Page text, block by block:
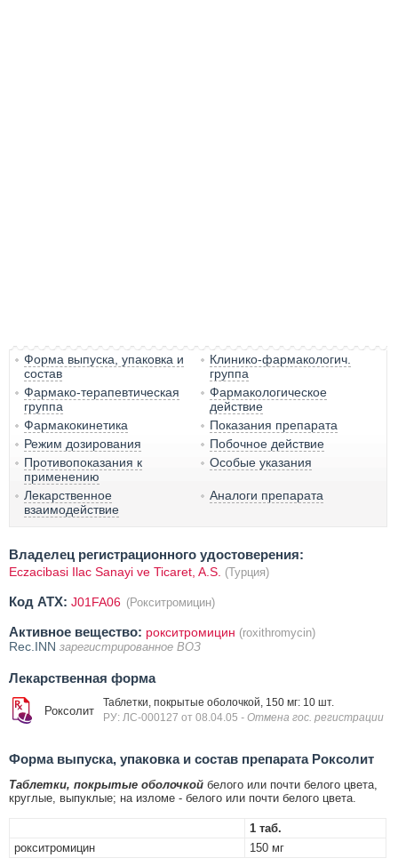
Форма выпуска, упаковка и
состав
Клинико-фармакологич.
группа
Фармако-терапевтическая
группа
Фармакологическое
действие
Фармакокинетика
Показания препарата
Режим дозирования
Побочное действие
Противопоказания к
применению
Особые указания
Лекарственное
взаимодействие
Аналоги препарата
Владелец регистрационного удостоверения:
Eczacibasi Ilac Sanayi ve Ticaret, A.S. (Турция)
Код ATX: J01FA06 (Рокситромицин)
Активное вещество: рокситромицин (roxithromycin)
Rec.INN зарегистрированное ВОЗ
Лекарственная форма
Роксолит
Таблетки, покрытые оболочкой, 150 мг: 10 шт.
РУ: ЛС-000127 от 08.04.05 - Отмена гос. регистрации
Форма выпуска, упаковка и состав препарата Роксолит
Таблетки, покрытые оболочкой белого или почти белого цвета,
круглые, выпуклые; на изломе - белого или почти белого цвета.
1 таб.
рокситромицин
150 мг